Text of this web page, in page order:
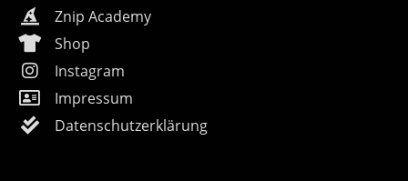
Znip Academy
Shop
Instagram
Impressum
Datenschutzerklärung